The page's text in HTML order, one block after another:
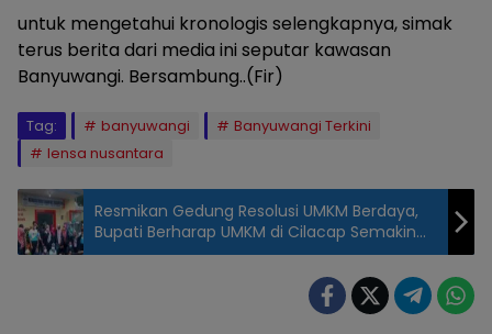
untuk mengetahui kronologis selengkapnya, simak
terus berita dari media ini seputar kawasan
Banyuwangi. Bersambung..(Fir)
Tag: banyuwangi
Banyuwangi Terkini
lensa nusantara
Resmikan Gedung Resolusi UMKM Berdaya,
Bupati Berharap UMKM di Cilacap Semakin
Maju